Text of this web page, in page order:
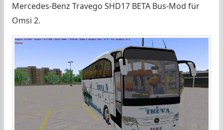
Mercedes-Benz Travego SHD17 BETA Bus-Mod für
Omsi 2.